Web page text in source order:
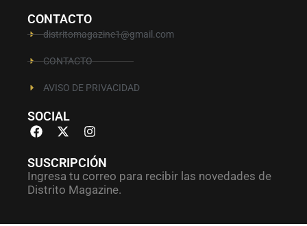
CONTACTO
distritomagazine1@gmail.com
CONTACTO
AVISO DE PRIVACIDAD
SOCIAL
SUSCRIPCIÓN
Ingresa tu correo para recibir las novedades de
Distrito Magazine.